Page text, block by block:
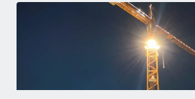
Auf,
Sich
Beim
Sägen
Die
Zähne
Auszubeissen!